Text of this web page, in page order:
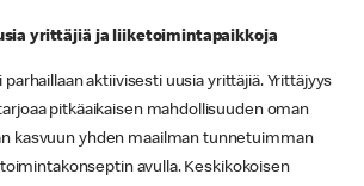
yrittäjiä ja liiketoimintapaikkoja
parhaillaan aktiivisesti uusia yrittäjiä. Yrittäjyys
pitkäaikaisen mahdollisuuden oman
kasvuun yhden maailman tunnetuimman
avulla. Keskikokoisen